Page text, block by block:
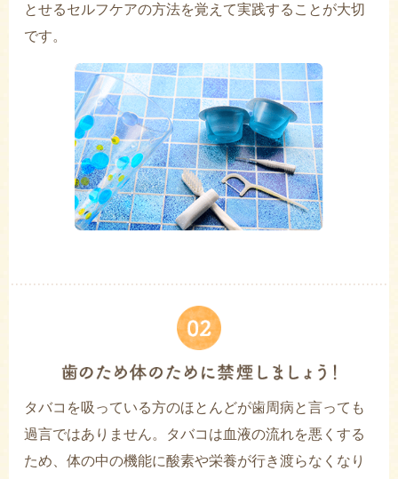
とせるセルフケアの方法を覚えて実践することが大切
です。
タバコを吸っている方のほとんどが歯周病と言っても
過言ではありません。タバコは血液の流れを悪くする
ため、体の中の機能に酸素や栄養が行き渡らなくなり